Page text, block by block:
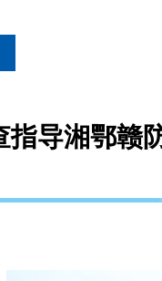
指导湘鄂赣